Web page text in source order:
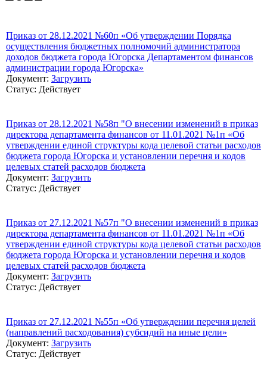
Приказ от 28.12.2021 №60п «Об утверждении Порядка
осуществления бюджетных полномочий администратора
доходов бюджета города Югорска Департаментом финансов
администрации города Югорска»
Документ: Загрузить
Статус: Действует
Приказ от 28.12.2021 №58п "О внесении изменений в приказ
директора департамента финансов от 11.01.2021 №1п «Об
утверждении единой структуры кода целевой статьи расходов
бюджета города Югорска и установлении перечня и кодов
целевых статей расходов бюджета
Документ: Загрузить
Статус: Действует
Приказ от 27.12.2021 №57п "О внесении изменений в приказ
директора департамента финансов от 11.01.2021 №1п «Об
утверждении единой структуры кода целевой статьи расходов
бюджета города Югорска и установлении перечня и кодов
целевых статей расходов бюджета
Документ: Загрузить
Статус: Действует
Приказ от 27.12.2021 №55п «Об утверждении перечня целей
(направлений расходования) субсидий на иные цели»
Документ: Загрузить
Статус: Действует